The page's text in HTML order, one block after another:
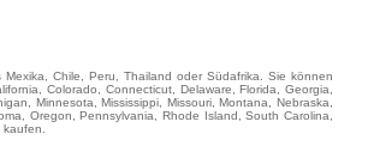
Chile, Peru, Thailand oder Südafrika. Sie können
Colorado, Connecticut, Delaware, Florida, Georgia,
Minnesota, Mississippi, Missouri, Montana, Nebraska,
Oregon, Pennsylvania, Rhode Island, South Carolina,